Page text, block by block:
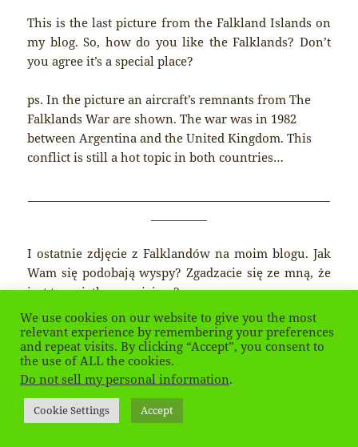
This is the last picture from the Falkland Islands on
my blog. So, how do you like the Falklands? Don’t
you agree it’s a special place?
ps. In the picture an aircraft’s remnants from The
Falklands War are shown. The war was in 1982
between Argentina and the United Kingdom. This
conflict is still a hot topic in both countries…
I ostatnie zdjęcie z Falklandów na moim blogu. Jak
Wam się podobają wyspy? Zgadzacie się ze mną, że
jest to wyjątkowe miejsce?
ps. Na zdjęciu widoczne są szczątki samolotu
pochodzące z Wojny o Falklandy, która miała
miejsce w 1982 roku.
LIKE THIS:
We use cookies on our website to give you the most
relevant experience by remembering your preferences
and repeat visits. By clicking “Accept”, you consent to
the use of ALL the cookies.
Do not sell my personal information.
Cookie Settings Accept